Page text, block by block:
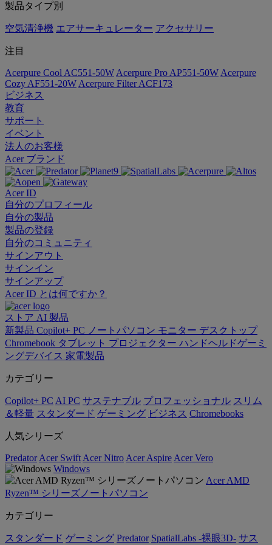
製品タイプ別
空気清浄機 エアサーキュレーター アクセサリー
注目
Acerpure Cool AC551-50W Acerpure Pro AP551-50W Acerpure
Cozy AF551-20W Acerpure Filter ACF173
ビジネス
教育
サポート
イベント
法人のお客様
Acer ブランド
Acer ID
自分のプロフィール
自分の製品
製品の登録
自分のコミュニティ
サインアウト
サインイン
サインアップ
Acer ID とは何ですか？
ストア AI 製品
新製品 Copilot+ PC ノートパソコン モニター デスクトップ
Chromebook タブレット プロジェクター ハンドヘルドゲーミ
ングデバイス 家電製品
カテゴリー
Copilot+ PC AI PC サステナブル プロフェッショナル スリム
＆軽量 スタンダード ゲーミング ビジネス Chromebooks
人気シリーズ
Predator Acer Swift Acer Nitro Acer Aspire Acer Vero
Windows
Acer AMD
Ryzen™ シリーズノートパソコン
カテゴリー
スタンダード ゲーミング Predator SpatialLabs -裸眼3D- サス